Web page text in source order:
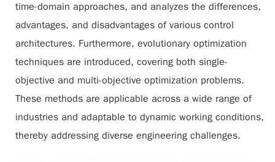
time-domain approaches, and analyzes the differences,
advantages, and disadvantages of various control
architectures. Furthermore, evolutionary optimization
techniques are introduced, covering both single-
objective and multi-objective optimization problems.
These methods are applicable across a wide range of
industries and adaptable to dynamic working conditions,
thereby addressing diverse engineering challenges.